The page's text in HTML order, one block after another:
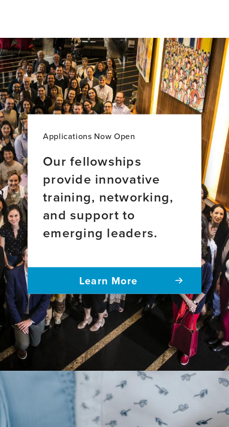
Diaz
Rivera,
PhD,
BS
Godoy,
MSc
Applications Now Open
Our fellowships
provide innovative
training, networking,
and support to
emerging leaders.
Learn More